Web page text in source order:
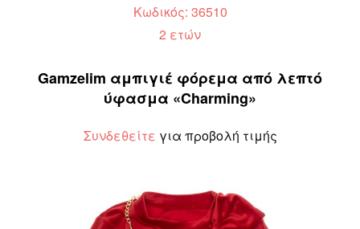
Κωδικός: 36510
2 ετών
Gamzelim αμπιγιέ φόρεμα από λεπτό
ύφασμα «Charming»
Συνδεθείτε για προβολή τιμής